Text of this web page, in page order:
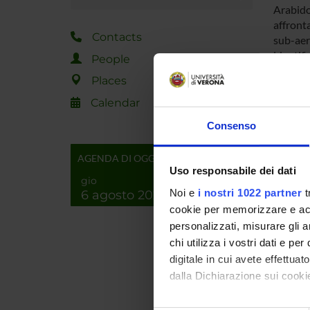
Consenso
Uso responsabile dei dati
Noi e i nostri 1022 partner
cookie per memorizzare e
personalizzati, misurare gli
chi utilizza i vostri dati e per
digitale in cui avete
dalla Dichiarazione sui
Contacts
People
Places
Calendar
AGENDA DI OGGI
gio
6 agosto 2026
sub-
di
di
I